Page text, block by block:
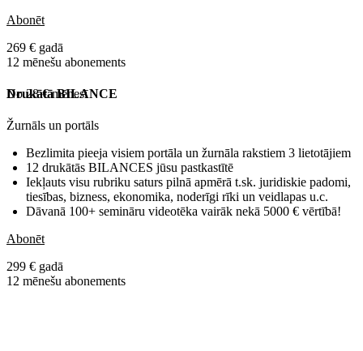
Abonēt
269 € gadā
12 mēnešu abonements
No 28 € mēnesī
Drukātā BILANCE
Žurnāls un portāls
Bezlimita pieeja visiem portāla un žurnāla rakstiem 3 lietotājiem
12 drukātās BILANCES jūsu pastkastītē
Iekļauts visu rubriku saturs pilnā apmērā t.sk. juridiskie padomi,
tiesības, bizness, ekonomika, noderīgi rīki un veidlapas u.c.
Dāvanā 100+ semināru videotēka vairāk nekā 5000 € vērtībā!
Abonēt
299 € gadā
12 mēnešu abonements